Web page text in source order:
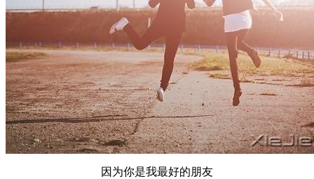
因为你是我最好的朋友